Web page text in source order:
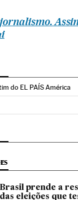
do EL PAÍS América
Brasil en Twitter
El País Brasil en
El País Brasil
Brasil prende a
das eleições que